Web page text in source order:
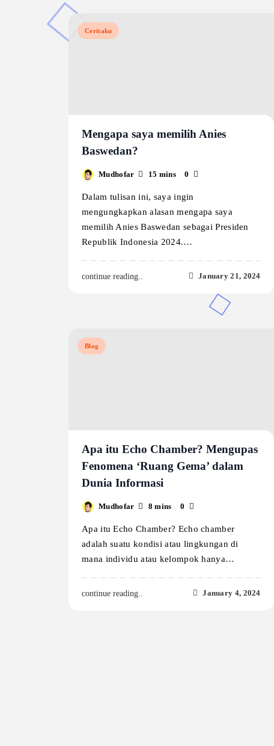
Ceritaku
Mengapa saya memilih Anies
Baswedan?
Mudhofar 15 mins 0
Dalam tulisan ini, saya ingin
mengungkapkan alasan mengapa saya
memilih Anies Baswedan sebagai Presiden
Republik Indonesia 2024.…
continue reading.. January 21, 2024
Blog
Apa itu Echo Chamber? Mengupas
Fenomena ‘Ruang Gema’ dalam
Dunia Informasi
Mudhofar 8 mins 0
Apa itu Echo Chamber? Echo chamber
adalah suatu kondisi atau lingkungan di
mana individu atau kelompok hanya…
continue reading.. January 4, 2024